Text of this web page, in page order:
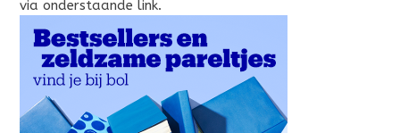
via onderstaande link.